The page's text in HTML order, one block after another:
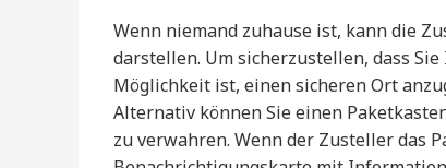
Wenn niemand zuhause ist, kann die
darstellen. Um sicherzustellen, dass
Möglichkeit ist, einen sicheren Ort
Alternativ können Sie einen
zu verwahren. Wenn der Zusteller das